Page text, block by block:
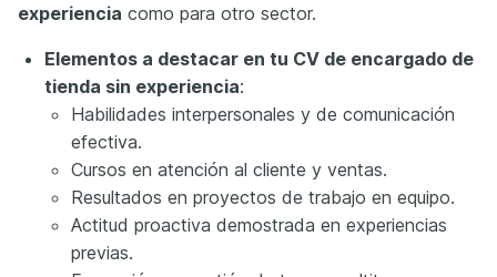
experiencia como para otro sector.
Elementos a destacar en tu CV de encargado de
tienda sin experiencia:
Habilidades interpersonales y de comunicación
efectiva.
Cursos en atención al cliente y ventas.
Resultados en proyectos de trabajo en equipo.
Actitud proactiva demostrada en experiencias
previas.